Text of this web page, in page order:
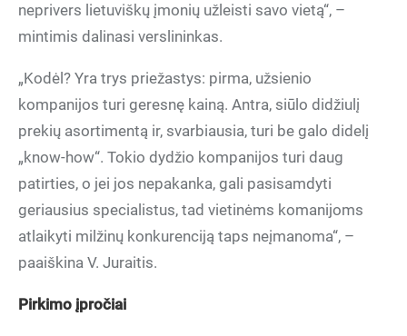
neprivers lietuviškų įmonių užleisti savo vietą“, –
mintimis dalinasi verslininkas.
„Kodėl? Yra trys priežastys: pirma, užsienio
kompanijos turi geresnę kainą. Antra, siūlo didžiulį
prekių asortimentą ir, svarbiausia, turi be galo didelį
„know-how“. Tokio dydžio kompanijos turi daug
patirties, o jei jos nepakanka, gali pasisamdyti
geriausius specialistus, tad vietinėms komanijoms
atlaikyti milžinų konkurenciją taps neįmanoma“, –
paaiškina V. Juraitis.
Pirkimo įpročiai